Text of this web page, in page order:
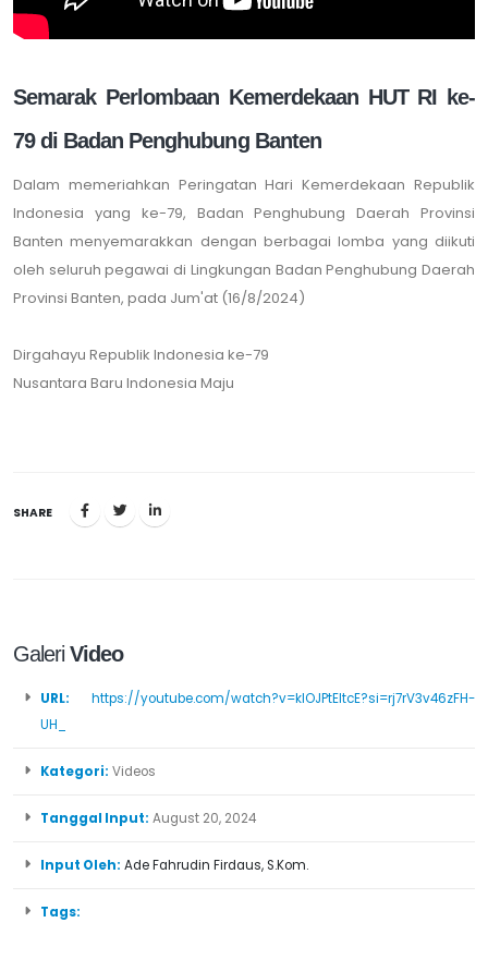
Semarak Perlombaan Kemerdekaan HUT RI ke-
79 di Badan Penghubung Banten
Dalam memeriahkan Peringatan Hari Kemerdekaan Republik
Indonesia yang ke-79, Badan Penghubung Daerah Provinsi
Banten menyemarakkan dengan berbagai lomba yang diikuti
oleh seluruh pegawai di Lingkungan Badan Penghubung Daerah
Provinsi Banten, pada Jum'at (16/8/2024)
Dirgahayu Republik Indonesia ke-79
Nusantara Baru Indonesia Maju
SHARE
GaleriVideo
URL:
https://youtube.com/watch?v=klOJPtEItcE?si=rj7rV3v46zFH-
UH_
Kategori: Videos
Tanggal Input: August 20, 2024
Input Oleh: Ade Fahrudin Firdaus, S.Kom.
Tags: